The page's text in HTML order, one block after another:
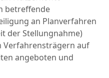
betreffende
an Planverfahren
der Stellungnahme)
Verfahrensträgern auf
angeboten und